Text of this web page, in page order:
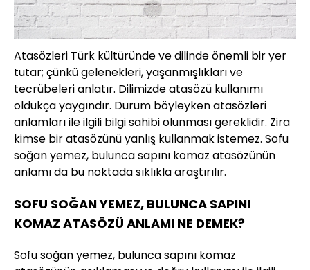
Atasözleri Türk kültüründe ve dilinde önemli bir yer
tutar; çünkü gelenekleri, yaşanmışlıkları ve
tecrübeleri anlatır. Dilimizde atasözü kullanımı
oldukça yaygındır. Durum böyleyken atasözleri
anlamları ile ilgili bilgi sahibi olunması gereklidir. Zira
kimse bir atasözünü yanlış kullanmak istemez. Sofu
soğan yemez, bulunca sapını komaz atasözünün
anlamı da bu noktada sıklıkla araştırılır.
SOFU SOĞAN YEMEZ, BULUNCA SAPINI
KOMAZ ATASÖZÜ ANLAMI NE DEMEK?
Sofu soğan yemez, bulunca sapını komaz